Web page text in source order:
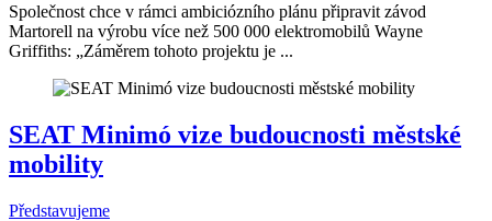
Společnost chce v rámci ambiciózního plánu připravit závod
Martorell na výrobu více než 500 000 elektromobilů Wayne
Griffiths: „Záměrem tohoto projektu je ...
SEAT Minimó vize budoucnosti městské
mobility
Představujeme